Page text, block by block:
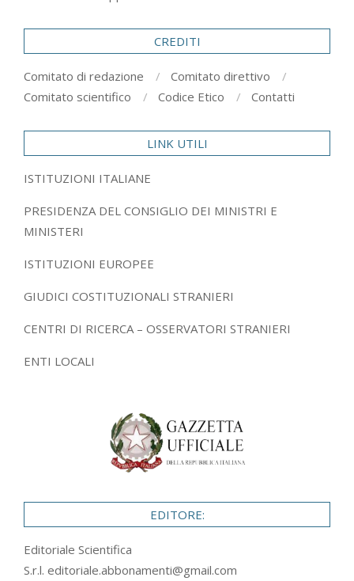
CREDITI
Comitato di redazione
Comitato direttivo
Comitato scientifico
Codice Etico Contatti
LINK UTILI
ISTITUZIONI ITALIANE
PRESIDENZA DEL CONSIGLIO DEI MINISTRI E
MINISTERI
ISTITUZIONI EUROPEE
GIUDICI COSTITUZIONALI STRANIERI
CENTRI DI RICERCA – OSSERVATORI STRANIERI
ENTI LOCALI
EDITORE:
Editoriale Scientifica
S.r.l. editoriale.abbonamenti@gmail.com